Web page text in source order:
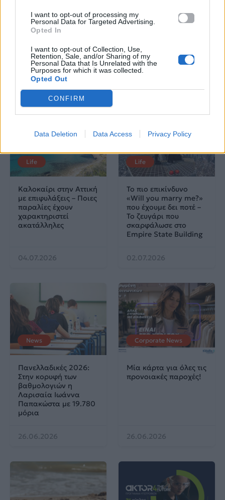
I want to opt-out of processing my
Personal Data for Targeted Advertising.
Opted In
I want to opt-out of Collection, Use,
Retention, Sale, and/or Sharing of my
Personal Data that Is Unrelated with the
Purposes for which it was collected.
Opted Out
CONFIRM
Data Deletion Data Access Privacy Policy
και σημαντικές στιγμές
Δες επίσης
Life
Καλοκαίρι στην Αττική
με επιφυλάξεις – Ποιες
παραλίες έχουν
χαρακτηριστεί
ακατάλληλες
04.07.2026
Life
Το πιο επικίνδυνο
«Will you marry me?»
που έχουμε δει ποτέ –
Το ζευγάρι που
σκαρφάλωσε στο
Empire State Building
02.07.2026
News
Πανελλαδικές 2026:
Στην κορυφή των
βαθμολογιών η
Λαρισαία Ιωάννα
Παπακώστα με 19.780
μόρια
26.06.2026
Corporate News
Μία κάρτα για όλες τις
προνοιακές παροχές!
26.06.2026